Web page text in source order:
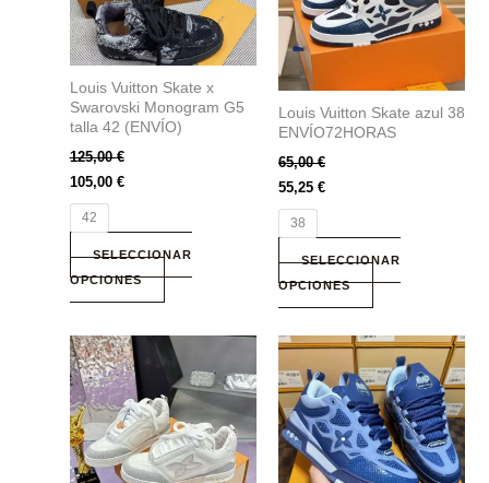
Louis Vuitton Skate x
Swarovski Monogram G5
talla 42 (ENVÍO)
125,00€
105,00 €
42
SELECCIONAR
OPCIONES
Las
opciones
se
pueden
elegir
en
Louis Vuitton Skate azul 38
ENVÍO72HORAS
65,00€
55,25 €
38
SELECCIONAR
OPCIONES
Las
opciones
pueden
elegir
en
producto
Este
producto
tiene
múltiples
variantes.
Las
Este
producto
tiene
múltiples
variantes.
Las